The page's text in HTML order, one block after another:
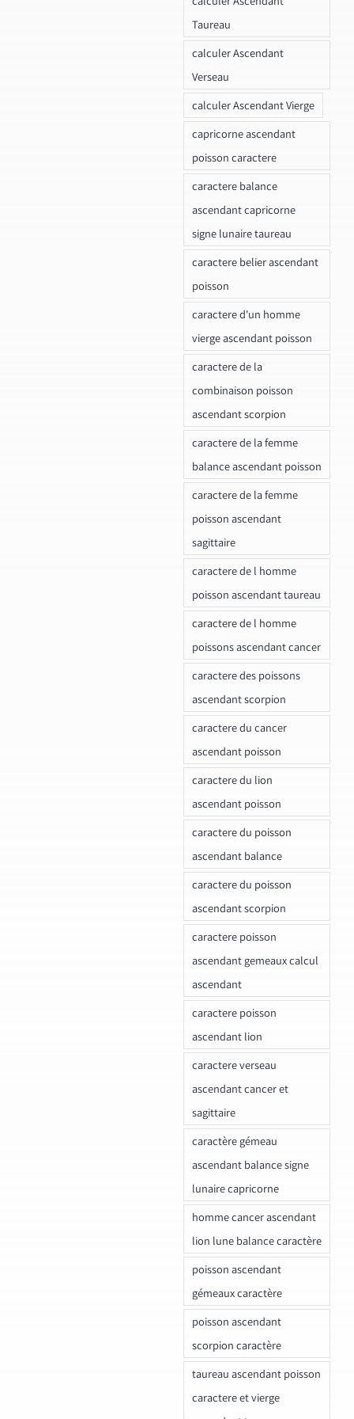
Taureau
calculer Ascendant
Verseau
calculer Ascendant Vierge
capricorne ascendant
poisson caractere
caractere balance
ascendant capricorne
signe lunaire taureau
caractere belier ascendant
poisson
caractere d'un homme
vierge ascendant poisson
caractere de la
combinaison poisson
ascendant scorpion
caractere de la femme
balance ascendant poisson
caractere de la femme
poisson ascendant
sagittaire
caractere de l homme
poisson ascendant taureau
caractere de l homme
poissons ascendant cancer
caractere des poissons
ascendant scorpion
caractere du cancer
ascendant poisson
caractere du lion
ascendant poisson
caractere du poisson
ascendant balance
caractere du poisson
ascendant scorpion
caractere poisson
ascendant gemeaux calcul
ascendant
caractere poisson
ascendant lion
caractere verseau
ascendant cancer et
sagittaire
caractère gémeau
ascendant balance signe
lunaire capricorne
homme cancer ascendant
lion lune balance caractère
poisson ascendant
gémeaux caractère
poisson ascendant
scorpion caractère
taureau ascendant poisson
caractere et vierge